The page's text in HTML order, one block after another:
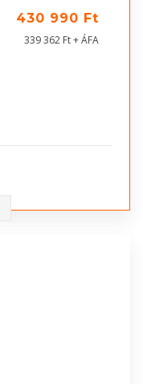
430 990 Ft
339 362 Ft + ÁFA